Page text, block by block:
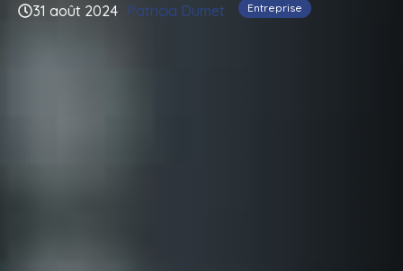
31 août 2024 Patricia Dumet Entreprise